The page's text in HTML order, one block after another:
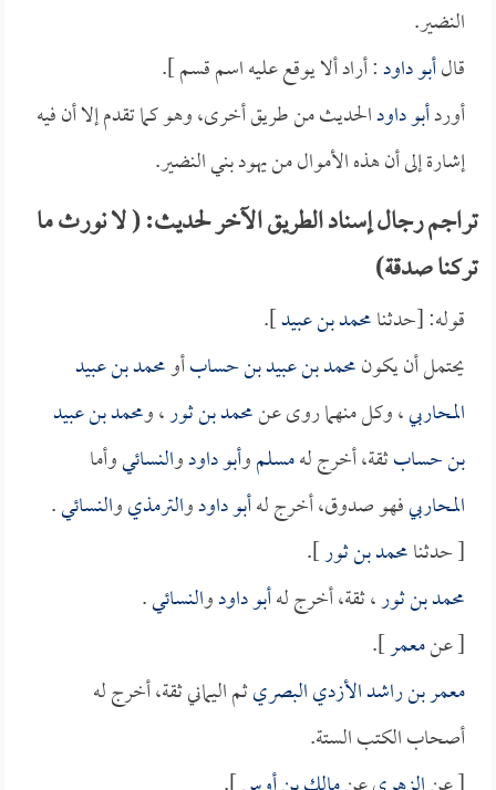
النضير.
قالأبو داود: أراد ألا يوقع عليه اسم قسم ].
أوردأبو داودالحديث من طريق أخرى، وهو كما تقدم إلا أن فيه
إشارة إلى أن هذه الأموال من يهود بني النضير.
تراجم رجال إسناد الطريق الآخر لحديث: ( لا نورث ما
تركنا صدقة)
قوله: [حدثنامحمد بن عبيد].
يحتمل أن يكونمحمد بن عبيد بن حسابأومحمد بن عبيد
المحاربي، وكل منهما روى عنمحمد بن ثور، ومحمد بن عبيد
بن حسابثقة، أخرج لهمسلموأبو داودوالنسائيوأما
المحاربيفهو صدوق، أخرج لهأبو داودوالترمذيوالنسائي.
[ حدثنامحمد بن ثور].
محمد بن ثور، ثقة، أخرج لهأبو داودوالنسائي.
[ عنمعمر].
معمر بن راشد الأزدي البصريثم اليماني ثقة، أخرج له
أصحاب الكتب الستة.